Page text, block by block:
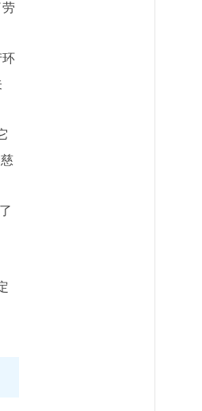
劳
环